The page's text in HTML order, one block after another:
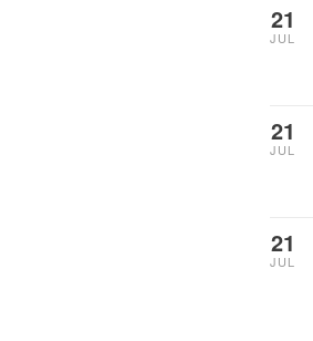
21
JUL
21
JUL
21
JUL